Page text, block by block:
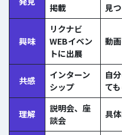
掲載
見
興味
リクナビ
WEBイベン
トに出展
動
共感
インターン
シップ
自
て
理解
説明会、座
談会
具